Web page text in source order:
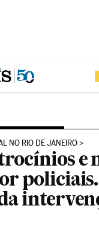
NO RIO DE JANEIRO
e
policiais.